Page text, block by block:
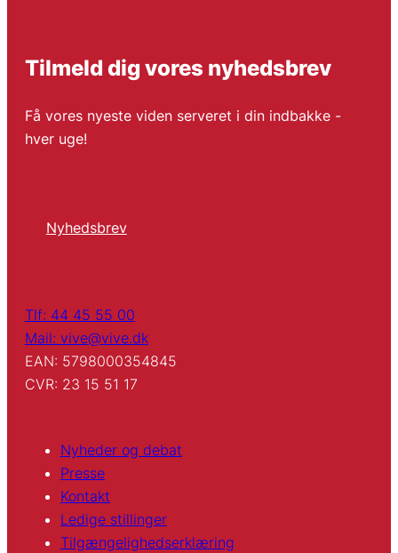
Tilmeld dig vores nyhedsbrev
Få vores nyeste viden serveret i din indbakke -
hver uge!
Nyhedsbrev
Tlf: 44 45 55 00
Mail: vive@vive.dk
EAN: 5798000354845
CVR: 23 15 51 17
Nyheder og debat
Presse
Kontakt
Ledige stillinger
Tilgængelighedserklæring